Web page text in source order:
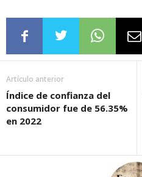
Artículo anterior
Índice de confianza del
consumidor fue de 56.35%
en 2022